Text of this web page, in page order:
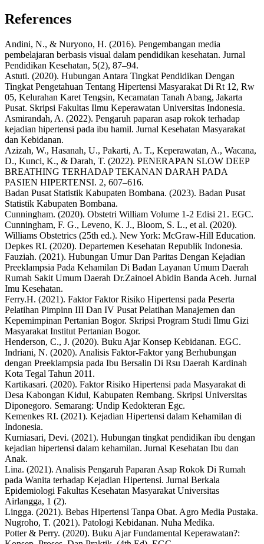
References
Andini, N., & Nuryono, H. (2016). Pengembangan media
pembelajaran berbasis visual dalam pendidikan kesehatan. Jurnal
Pendidikan Kesehatan, 5(2), 87–94.
Astuti. (2020). Hubungan Antara Tingkat Pendidikan Dengan
Tingkat Pengetahuan Tentang Hipertensi Masyarakat Di Rt 12, Rw
05, Kelurahan Karet Tengsin, Kecamatan Tanah Abang, Jakarta
Pusat. Skripsi Fakultas Ilmu Keperawatan Universitas Indonesia.
Asmirandah, A. (2022). Pengaruh paparan asap rokok terhadap
kejadian hipertensi pada ibu hamil. Jurnal Kesehatan Masyarakat
dan Kebidanan.
Azizah, W., Hasanah, U., Pakarti, A. T., Keperawatan, A., Wacana,
D., Kunci, K., & Darah, T. (2022). PENERAPAN SLOW DEEP
BREATHING TERHADAP TEKANAN DARAH PADA
PASIEN HIPERTENSI. 2, 607–616.
Badan Pusat Statistik Kabupaten Bombana. (2023). Badan Pusat
Statistik Kabupaten Bombana.
Cunningham. (2020). Obstetri William Volume 1-2 Edisi 21. EGC.
Cunningham, F. G., Leveno, K. J., Bloom, S. L., et al. (2020).
Williams Obstetrics (25th ed.). New York: McGraw-Hill Education.
Depkes RI. (2020). Departemen Kesehatan Republik Indonesia.
Fauziah. (2021). Hubungan Umur Dan Paritas Dengan Kejadian
Preeklampsia Pada Kehamilan Di Badan Layanan Umum Daerah
Rumah Sakit Umum Daerah Dr.Zainoel Abidin Banda Aceh. Jurnal
Imu Kesehatan.
Ferry.H. (2021). Faktor Faktor Risiko Hipertensi pada Peserta
Pelatihan Pimpinn III Dan IV Pusat Pelatihan Manajemen dan
Kepemimpinan Pertanian Bogor. Skripsi Program Studi Ilmu Gizi
Masyarakat Institut Pertanian Bogor.
Henderson, C., J. (2020). Buku Ajar Konsep Kebidanan. EGC.
Indriani, N. (2020). Analisis Faktor-Faktor yang Berhubungan
dengan Preeklampsia pada Ibu Bersalin Di Rsu Daerah Kardinah
Kota Tegal Tahun 2011.
Kartikasari. (2020). Faktor Risiko Hipertensi pada Masyarakat di
Desa Kabongan Kidul, Kabupaten Rembang. Skripsi Universitas
Diponegoro. Semarang: Undip Kedokteran Egc.
Kemenkes RI. (2021). Kejadian Hipertensi dalam Kehamilan di
Indonesia.
Kurniasari, Devi. (2021). Hubungan tingkat pendidikan ibu dengan
kejadian hipertensi dalam kehamilan. Jurnal Kesehatan Ibu dan
Anak.
Lina. (2021). Analisis Pengaruh Paparan Asap Rokok Di Rumah
pada Wanita terhadap Kejadian Hipertensi. Jurnal Berkala
Epidemiologi Fakultas Kesehatan Masyarakat Universitas
Airlangga, 1 (2).
Lingga. (2021). Bebas Hipertensi Tanpa Obat. Agro Media Pustaka.
Nugroho, T. (2021). Patologi Kebidanan. Nuha Medika.
Potter & Perry. (2020). Buku Ajar Fundamental Keperawatan?: